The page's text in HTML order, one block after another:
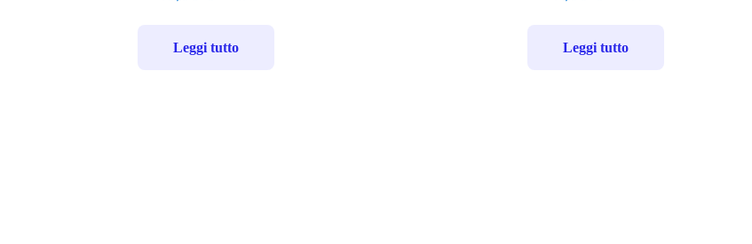
Leggi tutto Leggi tutto